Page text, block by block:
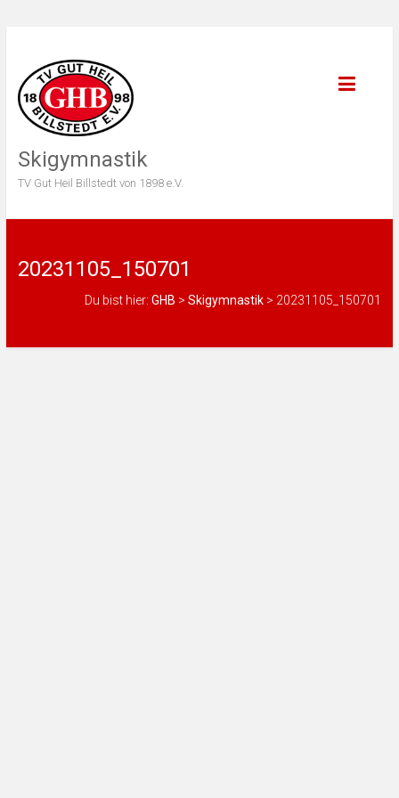
Skigymnastik
TV Gut Heil Billstedt von 1898 e.V.
20231105_150701
Du bist hier: GHB >Skigymnastik > 20231105_150701